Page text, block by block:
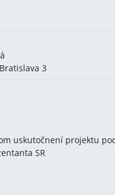
3
uskutočnení projektu
SR